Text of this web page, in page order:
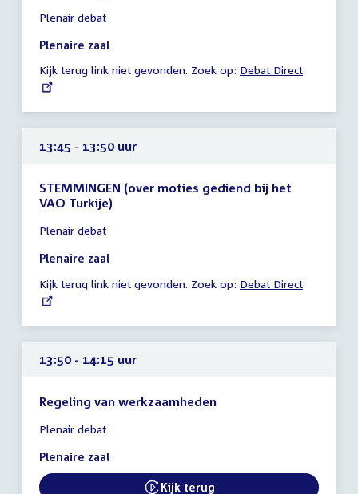
vergadering
11:10
13:45
uur
Plenair debat
Plenaire zaal
Kijk terug link niet gevonden. Zoek op: External
Debat Direct
13:45 - 13:50 uur
STEMMINGEN (over moties gediend bij het
VAO Turkije)
vergadering
13:45
13:50
uur
Plenair debat
Plenaire zaal
Kijk terug link niet gevonden. Zoek op: External
Debat Direct
13:50 - 14:15 uur
Regeling van werkzaamheden
vergadering
13:50
14:15
Plenair debat
Plenaire zaal
Kijk terug